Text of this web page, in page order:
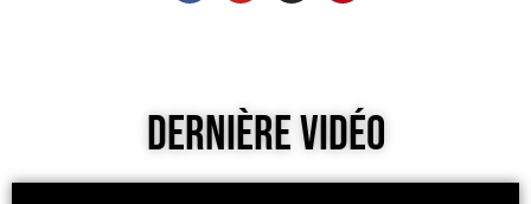
Dernière Vidéo